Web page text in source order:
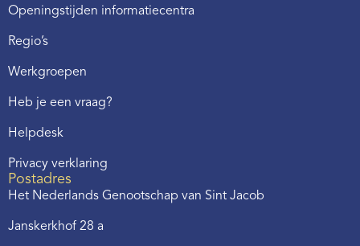
Openingstijden informatiecentra
Regio’s
Werkgroepen
Heb je een vraag?
Helpdesk
Privacy verklaring
Postadres
Het Nederlands Genootschap van Sint Jacob
Janskerkhof 28 a